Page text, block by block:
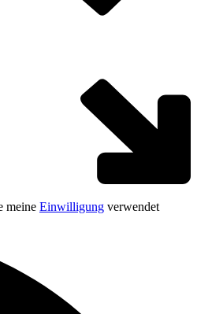
meine Einwilligung verwendet